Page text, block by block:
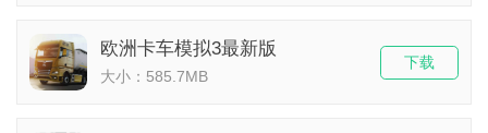
欧洲卡车模拟3最新版
大小：585.7MB
下载